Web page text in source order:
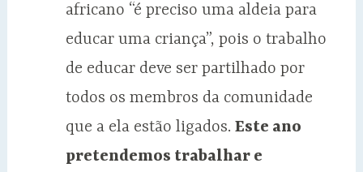
africano “é preciso uma aldeia para
educar uma criança”, pois o trabalho
de educar deve ser partilhado por
todos os membros da comunidade
que a ela estão ligados.Este ano
pretendemos trabalhar e